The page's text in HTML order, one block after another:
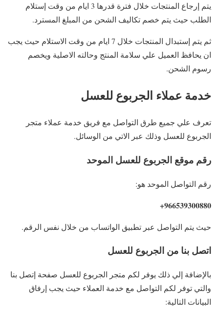
يتم إرجاع المنتجات خلال فترة قدرها 3 ايام من وقت إستلام
الطلب حيث يتم خصم تكاليف الشحن من المبلغ المسترد.
ثم يتم إستبدال المنتجات خلال 7 ايام من وقت الاستلام حيث يجب
ان يحافظ العميل علي سلامة المنتج وحالته الاصلية ويخصم
رسوم الشحن.
خدمة عملاء الجربوع للعسل
تعرف علي جميع طرق التواصل مع فريق خدمة عملاء متجر
الجربوع للعسل وذلك عبر الاتي من الوسائل.
رقم موقع الجربوع للعسل الموحد
رقم التواصل الموحد هو:
966539300880+
حيث يتم التواصل عبر تطبيق الواتساب من خلال نفس الرقم.
اتصل بنا من الجربوع للعسل
بالإضافة إلي ذلك يوفر لكم متجر الجربوع للعسل صفحة إتصل بنا
والتي توفر لكم التواصل مع خدمة العملاء حيث يجب إرفاق
البيانات التالية: